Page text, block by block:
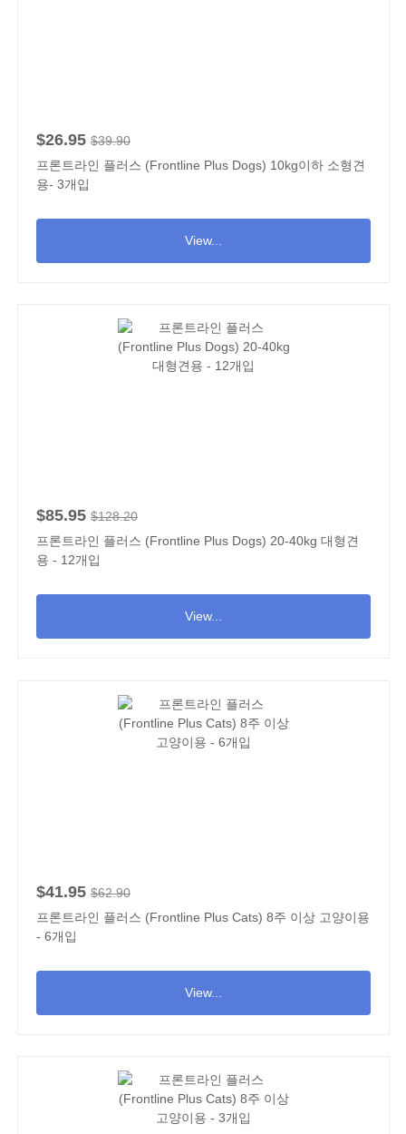
$26.95 $39.90
프론트라인 플러스 (Frontline Plus Dogs) 10kg이하 소형견
용- 3개입
View...
$85.95 $128.20
프론트라인 플러스 (Frontline Plus Dogs) 20-40kg 대형견
용 - 12개입
View...
$41.95 $62.90
프론트라인 플러스 (Frontline Plus Cats) 8주 이상 고양이용
- 6개입
View...